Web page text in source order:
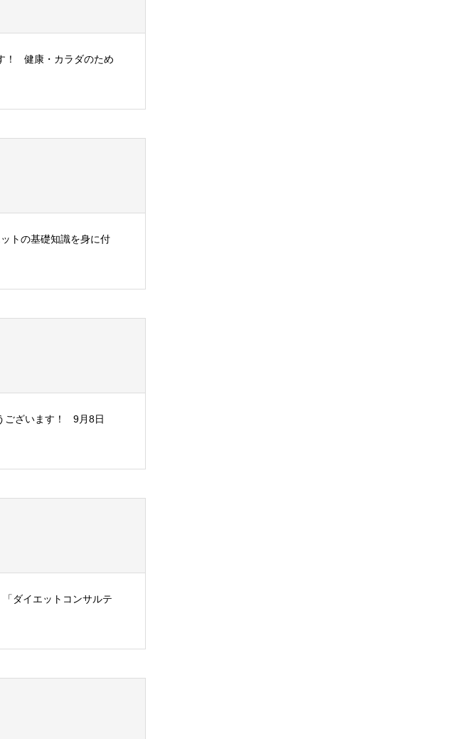
！ 健康・カラダのため
トの基礎知識を身に付
ございます！ 9月8日
ダイエットコンサルテ